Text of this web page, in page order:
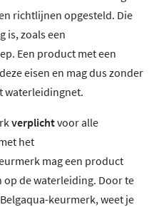
richtlijnen opgesteld. Die
is, zoals een
Een product met een
eisen en mag dus zonder
waterleidingnet.
verplichtvoor alle
het
mag een product
de waterleiding. Door te
keurmerk, weet je